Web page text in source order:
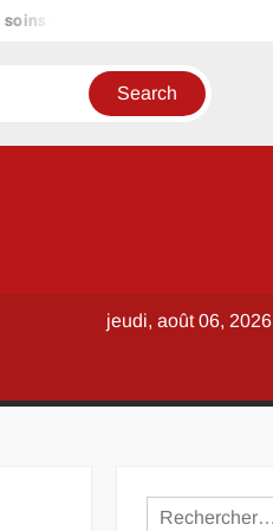
capillaires
jeudi, août 06, 2026